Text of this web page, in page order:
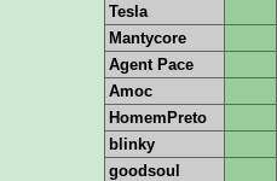
Tesla
Mantycore
Agent Pace
Amoc
HomemPreto
blinky
goodsoul